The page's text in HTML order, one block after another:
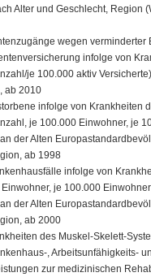
Alter und Geschlecht, Region
wegen verminderter
infolge von
je 100.000 aktiv
ab 2010
infolge von Krankheiten
je 100.000 Einwohner, je
der Alten
ab 1998
infolge von
je 100.000 Einwohner
der Alten
ab 2000
des Muskel-Skelett-
, Arbeitsunfähigkeits-
zur medizinischen